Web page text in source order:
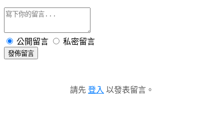
公開留言 私密留言
發佈留言
請先 登入 以發表留言。